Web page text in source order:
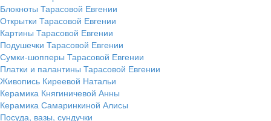
Блокноты Тарасовой Евгении
Открытки Тарасовой Евгении
Картины Тарасовой Евгении
Подушечки Тарасовой Евгении
Сумки-шопперы Тарасовой Евгении
Платки и палантины Тарасовой Евгении
Живопись Киреевой Натальи
Керамика Княгиничевой Анны
Керамика Самаринкиной Алисы
Посуда, вазы, сундучки